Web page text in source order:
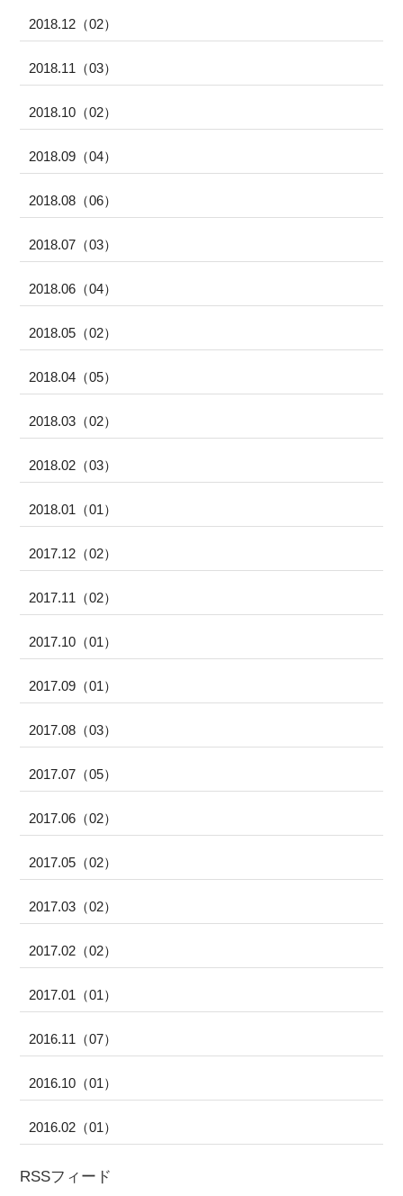
2018.12（02）
2018.11（03）
2018.10（02）
2018.09（04）
2018.08（06）
2018.07（03）
2018.06（04）
2018.05（02）
2018.04（05）
2018.03（02）
2018.02（03）
2018.01（01）
2017.12（02）
2017.11（02）
2017.10（01）
2017.09（01）
2017.08（03）
2017.07（05）
2017.06（02）
2017.05（02）
2017.03（02）
2017.02（02）
2017.01（01）
2016.11（07）
2016.10（01）
2016.02（01）
RSSフィード